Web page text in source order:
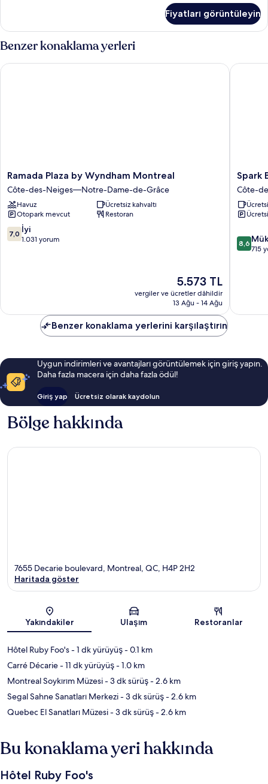
(Queen)
Boy
Yatak
hakkında
daha
Fiyatları görüntüleyin
Benzer konaklama yerleri
Ramada
Plaza
by
Wyndham
Montreal
Côte-
des-
Ramada Plaza by Wyndham Montreal
Côte-des-Neiges—Notre-Dame-de-Grâce
Havuz
Ücretsiz kahvaltı
Otopark mevcut
Restoran
10
üzerinden
7,0 İyi
1.031 yorum
Güncel
fiyat:
5.573 TL
5.573 TL
vergiler ve ücretler dâhildir
13 Ağu - 14 Ağu
Ramada Plaza by Wyndham Montreal
Spark
By
Hilton
des-
Neiges
Spark
Côte-
10
8,6
715
Spark
Benzer konaklama yerlerini karşılaştırın
Uygun indirimleri ve avantajları görüntülemek için giriş yapın.
Daha fazla macera için daha fazla ödül!
Giriş yap Ücretsiz olarak kaydolun
Bölge hakkında
Harita
7655 Decarie boulevard, Montreal, QC, H4P 2H2
Haritada göster
Yakındakiler Ulaşım Restoranlar
Hôtel Ruby Foo's- 1 dk yürüyüş- 0.1 km
Carré Décarie- 11 dk yürüyüş- 1.0 km
Montreal Soykırım Müzesi- 3 dk sürüş- 2.6 km
Segal Sahne Sanatları Merkezi- 3 dk sürüş- 2.6 km
Quebec El Sanatları Müzesi- 3 dk sürüş- 2.6 km
Bu konaklama yeri hakkında
Hôtel Ruby Foo's